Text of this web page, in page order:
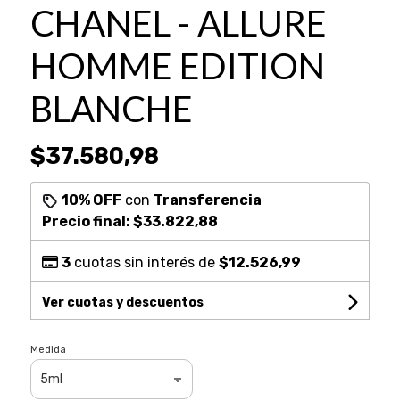
CHANEL - ALLURE
HOMME EDITION
BLANCHE
$37.580,98
10% OFF con Transferencia
Precio final: $33.822,88
3cuotas sin interés de $12.526,99
Ver cuotas y descuentos
Medida